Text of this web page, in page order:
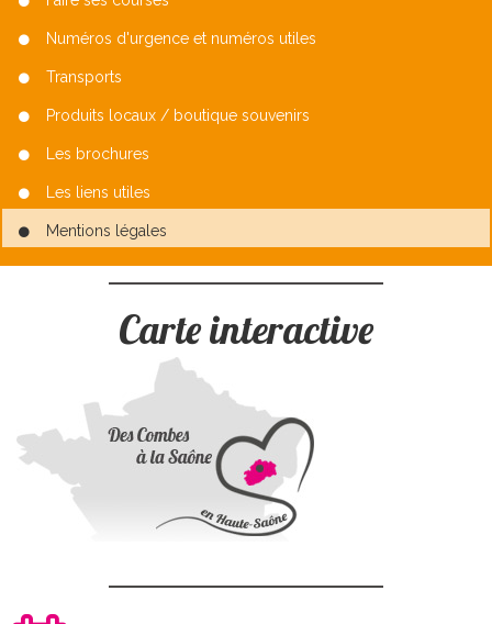
Numéros d'urgence et numéros utiles
Transports
Produits locaux / boutique souvenirs
Les brochures
Les liens utiles
Mentions légales
Carte interactive